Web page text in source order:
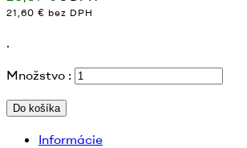
21,60 € bez DPH
.
Množstvo :
Do košíka
Informácie